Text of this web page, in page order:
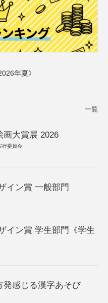
年夏》
一覧
画大賞展 2026
行委員会
イン賞 一般部門
イン賞 学生部門《学生
発感じる漢字あそび